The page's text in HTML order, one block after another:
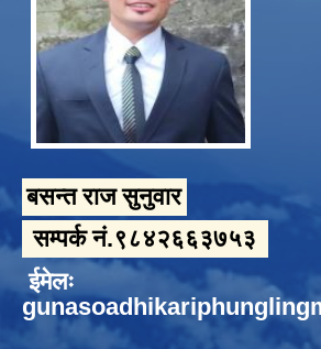
बसन्त राज सुनुवार
सम्पर्क नं.९८४२६६३७५३
ईमेलः